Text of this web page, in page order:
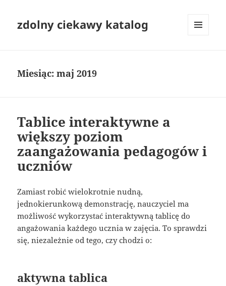
zdolny ciekawy katalog
Miesiąc:maj 2019
Tablice interaktywne a
większy poziom
zaangażowania pedagogów i
uczniów
Zamiast robić wielokrotnie nudną,
jednokierunkową demonstrację, nauczyciel ma
możliwość wykorzystać interaktywną tablicę do
angażowania każdego ucznia w zajęcia. To sprawdzi
się, niezależnie od tego, czy chodzi o:
aktywna tablica